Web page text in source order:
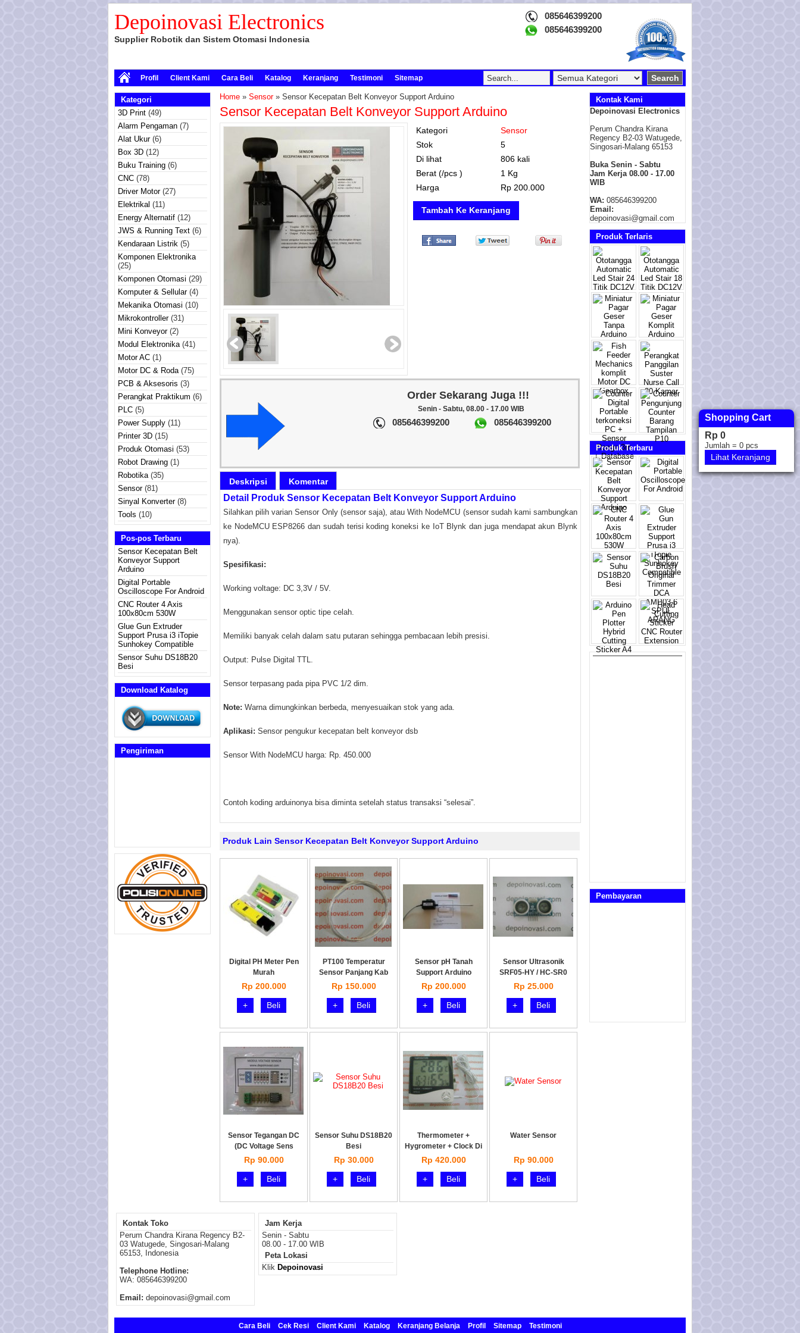
Depoinovasi Electronics
Supplier Robotik dan Sistem Otomasi Indonesia
085646399200
085646399200
Profil Client Kami Cara Beli Katalog Keranjang Testimoni Sitemap
Kategori
3D Print (49)
Alarm Pengaman (7)
Alat Ukur(6)
Box 3D (12)
Buku Training (6)
CNC (78)
Driver Motor(27)
Elektrikal (11)
Energy Alternatif (12)
JWS & Running Text (6)
Kendaraan Listrik (5)
Komponen Elektronika
(25)
Komponen Otomasi (29)
Komputer & Sellular(4)
Mekanika Otomasi (10)
Mikrokontroller(31)
Mini Konveyor(2)
Modul Elektronika(41)
Motor AC (1)
Motor DC & Roda(75)
PCB & Aksesoris (3)
Perangkat Praktikum (6)
PLC (5)
Power Supply (11)
Printer 3D (15)
Produk Otomasi (53)
Robot Drawing (1)
Robotika(35)
Sensor(81)
Sinyal Konverter(8)
Tools (10)
Pos-pos Terbaru
Sensor Kecepatan Belt
Konveyor Support
Arduino
Digital Portable
Oscilloscope For Android
CNC Router 4 Axis
100x80cm 530W
Glue Gun Extruder
Support Prusa i3 iTopie
Sunhokey Compatible
Sensor Suhu DS18B20
Besi
Download Katalog
Pengiriman
Home » Sensor» Sensor Kecepatan Belt Konveyor Support Arduino
Sensor Kecepatan Belt Konveyor Support Arduino
Kategori
Sensor
Stok
5
Di lihat
806 kali
Berat (/pcs )
1 Kg
Harga
Rp 200.000
Order Sekarang Juga !!!
Senin - Sabtu, 08.00 - 17.00 WIB
085646399200 085646399200
Deskripsi Komentar
Detail Produk Sensor Kecepatan Belt Konveyor Support Arduino
Silahkan pilih varian Sensor Only (sensor saja), atau With NodeMCU (sensor sudah kami sambungkan
ke NodeMCU ESP8266 dan sudah terisi koding koneksi ke IoT Blynk dan juga mendapat akun Blynk
nya).
Spesifikasi:
Working voltage: DC 3,3V / 5V.
Menggunakan sensor optic tipe celah.
Memiliki banyak celah dalam satu putaran sehingga pembacaan lebih presisi.
Output: Pulse Digital TTL.
Sensor terpasang pada pipa PVC 1/2 dim.
Note: Warna dimungkinkan berbeda, menyesuaikan stok yang ada.
Aplikasi: Sensor pengukur kecepatan belt konveyor dsb
Sensor With NodeMCU harga: Rp. 450.000
Contoh koding arduinonya bisa diminta setelah status transaksi “selesai”.
Produk Lain Sensor Kecepatan Belt Konveyor Support Arduino
Digital PH Meter Pen
Murah
Rp 200.000
+
Beli
PT100 Temperatur
Sensor Panjang Kab
Rp 150.000
+
Beli
Sensor pH Tanah
Support Arduino
Rp 200.000
+
Beli
Sensor Ultrasonik
SRF05-HY / HC-SR0
Rp 25.000
+
Beli
Sensor Tegangan DC
(DC Voltage Sens
Rp 90.000
+
Beli
Sensor Suhu DS18B20
Besi
Rp 30.000
+
Beli
Thermometer +
Hygrometer + Clock Di
Rp 420.000
+
Beli
Water Sensor
Rp 90.000
+
Beli
Shopping Cart
Rp 0
Jumlah = 0 pcs
Lihat Keranjang
Kontak Kami
Depoinovasi Electronics
Perum Chandra Kirana
Regency B2-03 Watugede,
Singosari-Malang 65153
Buka Senin - Sabtu
Jam Kerja 08.00 - 17.00
WIB
WA: 085646399200
Email:
depoinovasi@gmail.com
Produk Terlaris
Produk Terbaru
Pembayaran
Kontak Toko
Perum Chandra Kirana Regency B2-
03 Watugede, Singosari-Malang
65153, Indonesia
Telephone Hotline:
WA: 085646399200
Email: depoinovasi@gmail.com
Jam Kerja
Senin - Sabtu
08.00 - 17.00 WIB
Peta Lokasi
Klik Depoinovasi
Cara Beli Cek Resi Client Kami Katalog Keranjang Belanja Profil Sitemap
Testimoni